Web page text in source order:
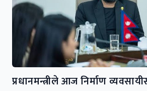
प्रधानमन्त्रीले आज निर्माण